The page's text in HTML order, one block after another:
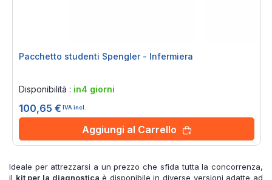
Pacchetto studenti Spengler - Infermiera
Disponibilità : in4 giorni
100,65 € IVA incl.
Aggiungi al Carrello
Ideale per attrezzarsi a un prezzo che sfida tutta la concorrenza,
il kit per la diagnostica è disponibile in diverse versioni adatte ad